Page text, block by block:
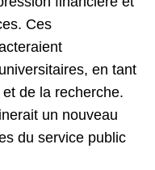
Ces
en tant
de la recherche.
un nouveau
du service public